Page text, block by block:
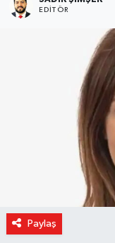
EDITÖR
Paylaş